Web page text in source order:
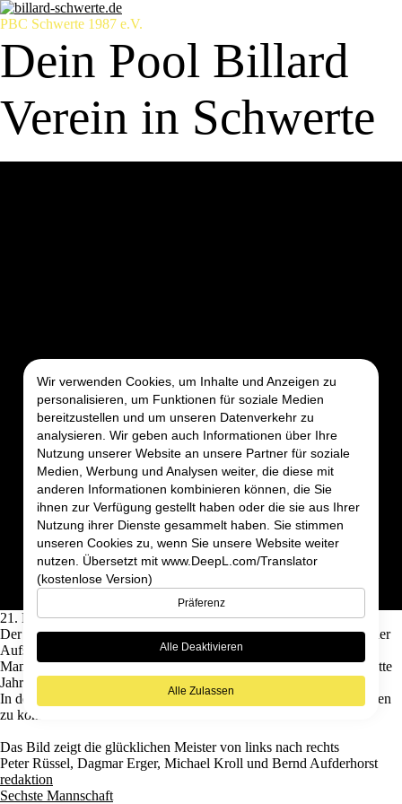
PBC Schwerte 1987 e.V.
Dein Pool Billard
Verein in Schwerte
7. Mannschaft
8. Mannschaft
Mitgliedschaft
Kontakt
Erste Mannschaft
Zweite Mannschaft
Dritte Mannschaft
Vierte Mannschaft
Fünfte Mannschaft
Sechste Mannschaft
Siebte Mannschaft
Achte Mannschaft
Schwerte 6 wird Meister
21. Mai 2025
Der 6. Mannschaft des PBC Schwerte 87 konnte in dieser Saison der
Aufstieg in die Bezirksliga gelingen. Des Weiteren, schaffte es die
Mannschaft um Mannschaftsführer Bernd Aufderhorst das komplette
Jahr ungeschlagen zu bleiben.
In der kommenden Saison hofft die Mannschaft den Platz verteidigen
zu können
Das Bild zeigt die glücklichen Meister von links nach rechts
Peter Rüssel, Dagmar Erger, Michael Kroll und Bernd Aufderhorst
redaktion
Sechste Mannschaft
Wir verwenden Cookies, um Inhalte und Anzeigen zu
personalisieren, um Funktionen für soziale Medien
bereitzustellen und um unseren Datenverkehr zu
analysieren. Wir geben auch Informationen über Ihre
Nutzung unserer Website an unsere Partner für soziale
Medien, Werbung und Analysen weiter, die diese mit
anderen Informationen kombinieren können, die Sie
ihnen zur Verfügung gestellt haben oder die sie aus Ihrer
Nutzung ihrer Dienste gesammelt haben. Sie stimmen
unseren Cookies zu, wenn Sie unsere Website weiter
nutzen. Übersetzt mit www.DeepL.com/Translator
(kostenlose Version)
Präferenz
Alle Deaktivieren
Alle Zulassen